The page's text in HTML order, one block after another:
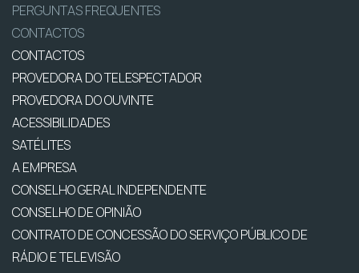
PERGUNTAS FREQUENTES
CONTACTOS
CONTACTOS
PROVEDORA DO TELESPECTADOR
PROVEDORA DO OUVINTE
ACESSIBILIDADES
SATÉLITES
A EMPRESA
CONSELHO GERAL INDEPENDENTE
CONSELHO DE OPINIÃO
CONTRATO DE CONCESSÃO DO SERVIÇO PÚBLICO DE
RÁDIO E TELEVISÃO